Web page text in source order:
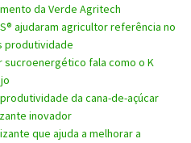
da Verde Agritech
ajudaram agricultor referência no
produtividade
fala como o K
da cana-de-açúcar
inovador
que ajuda a melhorar a